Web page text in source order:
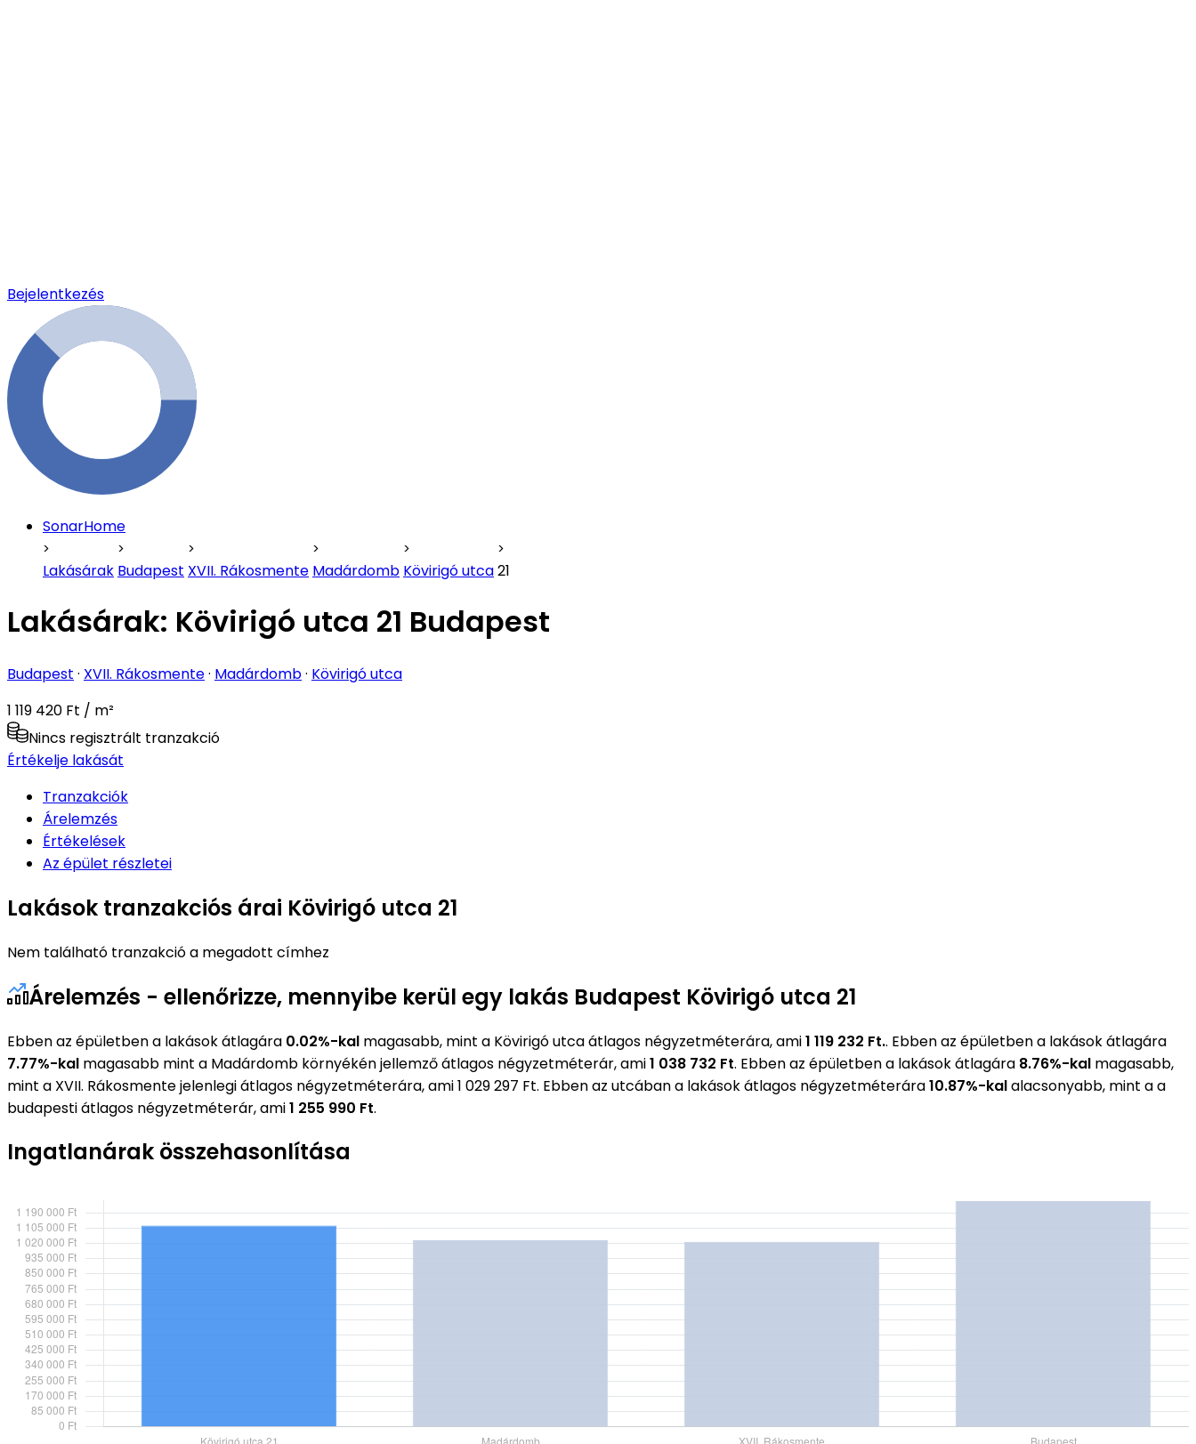
Bejelentkezés
SonarHome
Lakásárak Budapest XVII. Rákosmente Madárdomb Kövirigó utca21
Lakásárak: Kövirigó utca 21 Budapest
Budapest · XVII. Rákosmente· Madárdomb· Kövirigó utca
1 119 420 Ft / m²
Nincs regisztrált tranzakció
Értékelje lakását
Tranzakciók
Árelemzés
Értékelések
Az épület részletei
Lakások tranzakciós árai Kövirigó utca 21
Nem található tranzakció a megadott címhez
Árelemzés - ellenőrizze, mennyibe kerül egy lakás Budapest Kövirigó utca 21
Ebben az épületben a lakások átlagára 0.02%-kal magasabb, mint a Kövirigó utca átlagos négyzetméterára, ami1 119 232 Ft.. Ebben az épületben a lakások átlagára
7.77%-kal magasabb mint a Madárdomb környékén jellemző átlagos négyzetméterár, ami1 038 732 Ft. Ebben az épületben a lakások átlagára 8.76%-kal magasabb,
mint a XVII. Rákosmente jelenlegi átlagos négyzetméterára, ami 1 029 297 Ft. Ebben az utcában a lakások átlagos négyzetméterára10.87%-kalalacsonyabb, mint a a
budapesti átlagos négyzetméterár, ami1 255 990 Ft.
Ingatlanárak összehasonlítása